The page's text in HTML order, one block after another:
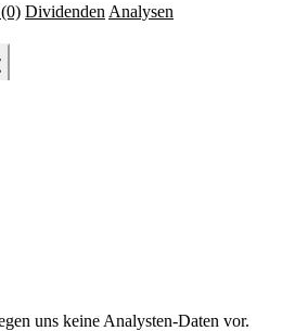
(0) Dividenden Analysen
uns keine Analysten-Daten vor.